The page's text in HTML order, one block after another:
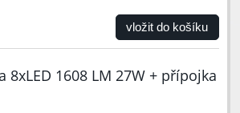
vložit do košíku
8xLED 1608 LM 27W + přípojka